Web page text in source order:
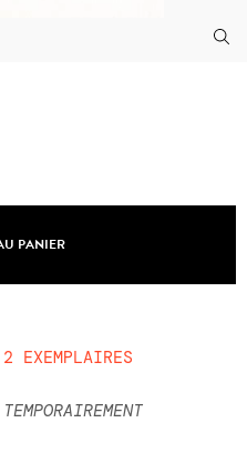
PANIER
2 EXEMPLAIRES
TEMPORAIREMENT